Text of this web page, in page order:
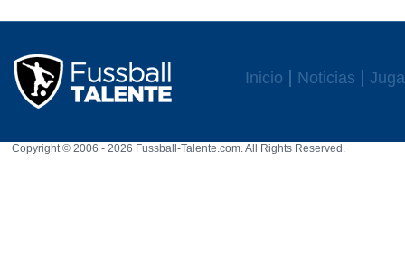
Inicio Noticias
Copyright © 2006 - 2026 Fussball-Talente.com. All Rights Reserved.